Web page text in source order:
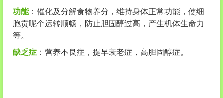
功能：催化及分解食物养分，维持身体正常功能，使细
胞贡呢个运转顺畅，防止胆固醇过高，产生机体生命力
等。
缺乏症：营养不良症，提早衰老症，高胆固醇症。